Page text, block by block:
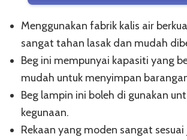
Menggunakan fabrik kalis air
sangat tahan lasak dan mudah
Beg ini mempunyai kapasiti yang
mudah untuk menyimpan
Beg lampin ini boleh di gunakan
kegunaan.
Rekaan yang moden sangat